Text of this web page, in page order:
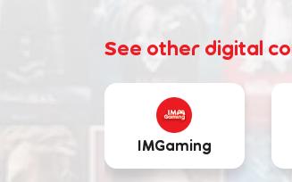
See other digital
IMGaming